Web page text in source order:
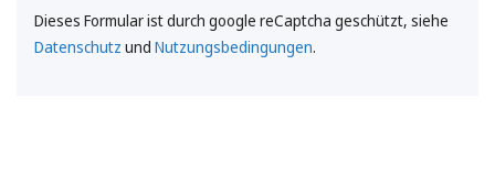
Dieses Formular ist durch google reCaptcha geschützt, siehe
Datenschutz und Nutzungsbedingungen.